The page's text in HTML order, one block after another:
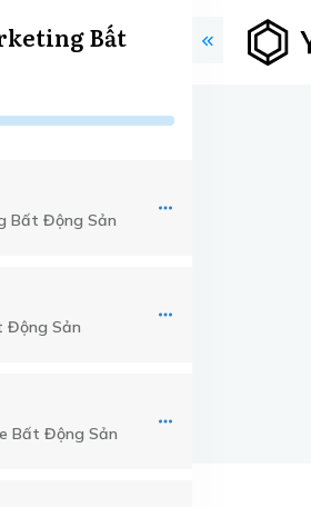
Bất
Bất Động Sản
Động Sản
Bất Động Sản